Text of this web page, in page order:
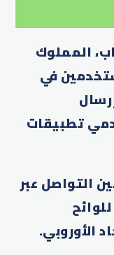
المملوك
في
تطبيقات
التواصل عبر
الأوروبي.